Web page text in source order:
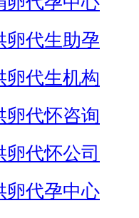
卵代生助孕
卵代生机构
卵代怀咨询
卵代怀公司
卵代孕中心